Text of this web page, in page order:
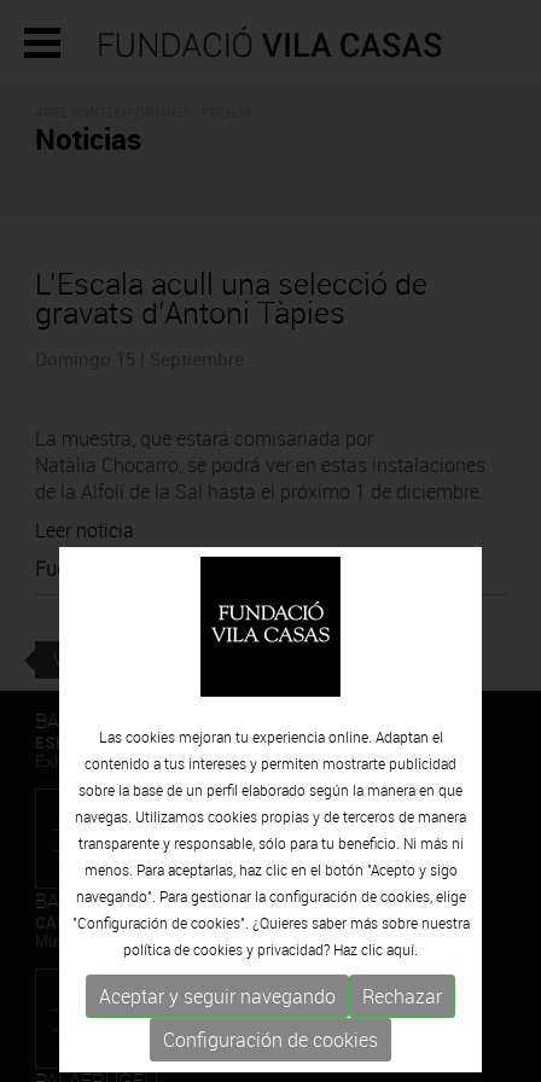
Noticias
L’Escala acull una selecció de
gravats d’Antoni Tàpies
La muestra, que estará comisariada por
Natàlia Chocarro, se podrá ver en estas instalaciones
de la Alfolí de la Sal hasta el próximo 1 de diciembre.
Leer noticia
Fuente
VOLVER
BARCELONA
ESPAIS VOLART
Exhibiciones temporales Arte Contemporáneo
BARCELONA
CAN FRAMIS
Museo de Pintura Contemporánea
Las cookies mejoran tu experiencia online. Adaptan el
contenido a tus intereses y permiten mostrarte publicidad
sobre la base de un perfil elaborado según la manera en que
navegas. Utilizamos cookies propias y de terceros de manera
transparente y responsable, sólo para tu beneficio. Ni más ni
menos. Para aceptarlas, haz clic en el botón "Acepto y sigo
navegando". Para gestionar la configuración de cookies, elige
"Configuración de cookies". ¿Quieres saber más sobre nuestra
política de cookies y privacidad? Haz clicaquí.
Aceptar y seguir navegando
Rechazar
Configuración de cookies